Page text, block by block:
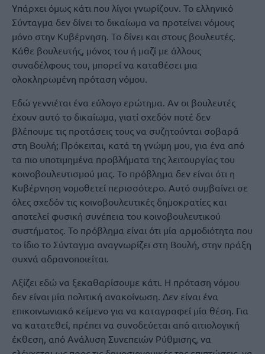
Υπάρχει όμως κάτι που λίγοι γνωρίζουν. Το ελληνικό
Σύνταγμα δεν δίνει το δικαίωμα να προτείνει νόμους
μόνο στην Κυβέρνηση. Το δίνει και στους βουλευτές.
Κάθε βουλευτής, μόνος του ή μαζί με άλλους
συναδέλφους του, μπορεί να καταθέσει μια
ολοκληρωμένη πρόταση νόμου.
Εδώ γεννιέται ένα εύλογο ερώτημα. Αν οι βουλευτές
έχουν αυτό το δικαίωμα, γιατί σχεδόν ποτέ δεν
βλέπουμε τις προτάσεις τους να συζητούνται σοβαρά
στη Βουλή; Πρόκειται, κατά τη γνώμη μου, για ένα από
τα πιο υποτιμημένα προβλήματα της λειτουργίας του
κοινοβουλευτισμού μας. Το πρόβλημα δεν είναι ότι η
Κυβέρνηση νομοθετεί περισσότερο. Αυτό συμβαίνει σε
όλες σχεδόν τις κοινοβουλευτικές δημοκρατίες και
αποτελεί φυσική συνέπεια του κοινοβουλευτικού
συστήματος. Το πρόβλημα είναι ότι μία αρμοδιότητα που
το ίδιο το Σύνταγμα αναγνωρίζει στη Βουλή, στην πράξη
συχνά αδρανοποιείται.
Αξίζει εδώ να ξεκαθαρίσουμε κάτι. Η πρόταση νόμου
δεν είναι μία πολιτική ανακοίνωση. Δεν είναι ένα
επικοινωνιακό κείμενο για να καταγραφεί μία θέση. Για
να κατατεθεί, πρέπει να συνοδεύεται από αιτιολογική
έκθεση, από Ανάλυση Συνεπειών Ρύθμισης, να